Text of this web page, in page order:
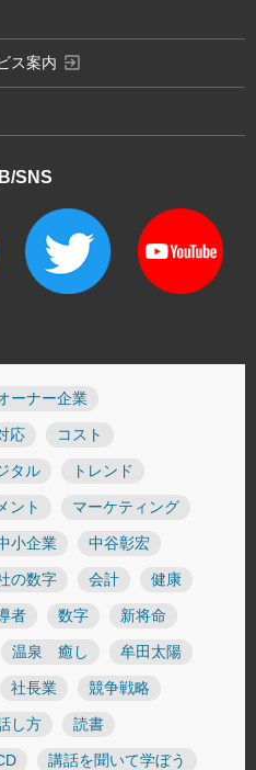
ーナー企業
応 コスト
タル トレンド
ント マーケティング
小企業 中谷彰宏
の数字 会計 健康
者 数字 新将命
温泉 癒し 牟田太陽
社長業 競争戦略
し方 読書
講話を聞いて学ぼう
SNS
ス案内 exit_to_app